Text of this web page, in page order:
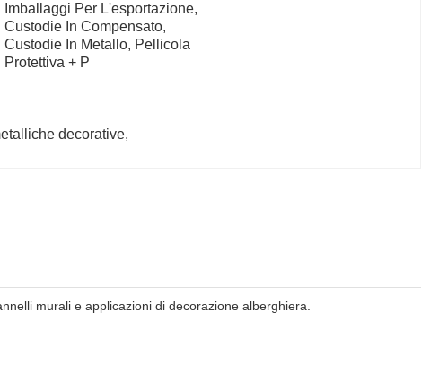
Imballaggi Per L'esportazione,
Custodie In Compensato,
Custodie In Metallo, Pellicola
Protettiva + P
decorative,
murali e applicazioni di decorazione alberghiera.